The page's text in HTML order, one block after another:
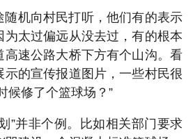
随机向村民打听，他们有的表示
为太过偏远从没去过，有的根本
高速公路大桥下方有个山沟。看
示的宣传报道图片，一些村民很
候修了个篮球场？”
”并非个例。比如相关部门要求